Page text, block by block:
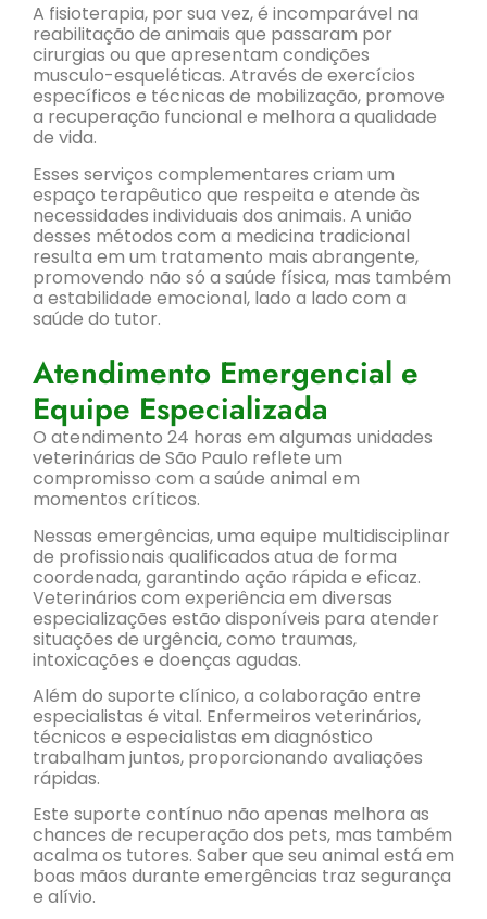
A fisioterapia, por sua vez, é incomparável na
reabilitação de animais que passaram por
cirurgias ou que apresentam condições
musculo-esqueléticas. Através de exercícios
específicos e técnicas de mobilização, promove
a recuperação funcional e melhora a qualidade
de vida.
Esses serviços complementares criam um
espaço terapêutico que respeita e atende às
necessidades individuais dos animais. A união
desses métodos com a medicina tradicional
resulta em um tratamento mais abrangente,
promovendo não só a saúde física, mas também
a estabilidade emocional, lado a lado com a
saúde do tutor.
Atendimento Emergencial e
Equipe Especializada
O atendimento 24 horas em algumas unidades
veterinárias de São Paulo reflete um
compromisso com a saúde animal em
momentos críticos.
Nessas emergências, uma equipe multidisciplinar
de profissionais qualificados atua de forma
coordenada, garantindo ação rápida e eficaz.
Veterinários com experiência em diversas
especializações estão disponíveis para atender
situações de urgência, como traumas,
intoxicações e doenças agudas.
Além do suporte clínico, a colaboração entre
especialistas é vital. Enfermeiros veterinários,
técnicos e especialistas em diagnóstico
trabalham juntos, proporcionando avaliações
rápidas.
Este suporte contínuo não apenas melhora as
chances de recuperação dos pets, mas também
acalma os tutores. Saber que seu animal está em
boas mãos durante emergências traz segurança
e alívio.